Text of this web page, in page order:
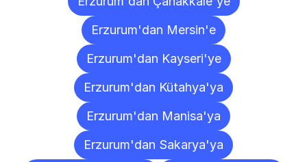
Erzurum'dan Mersin'e
Erzurum'dan Kayseri'ye
Erzurum'dan Kütahya'ya
Erzurum'dan Manisa'ya
Erzurum'dan Sakarya'ya